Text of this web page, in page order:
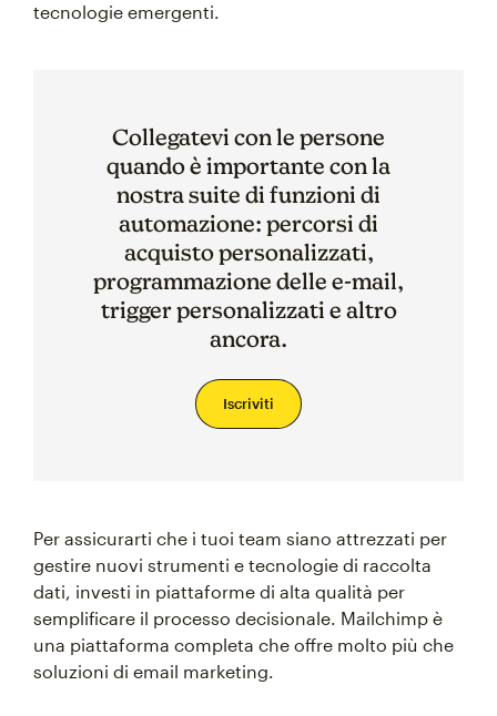
tecnologie emergenti.
Collegatevi con le persone
quando è importante con la
nostra suite di funzioni di
automazione: percorsi di
acquisto personalizzati,
programmazione delle e-mail,
trigger personalizzati e altro
ancora.
Iscriviti
Per assicurarti che i tuoi team siano attrezzati per
gestire nuovi strumenti e tecnologie di raccolta
dati, investi in piattaforme di alta qualità per
semplificare il processo decisionale. Mailchimp è
una piattaforma completa che offre molto più che
soluzioni di email marketing.